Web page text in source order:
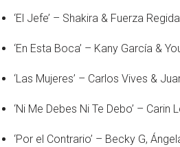
‘El Jefe’ – Shakira & Fuerza Regida
‘En Esta Boca’ – Kany García &
‘Las Mujeres’ – Carlos Vives &
‘Ni Me Debes Ni Te Debo’ – Carin
‘Por el Contrario’ – Becky G,